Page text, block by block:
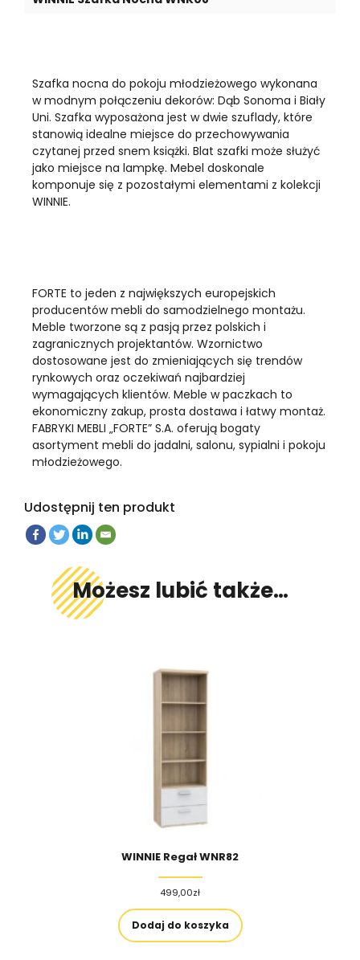
Szafka nocna do pokoju młodzieżowego wykonana
w modnym połączeniu dekorów: Dąb Sonoma i Biały
Uni. Szafka wyposażona jest w dwie szuflady, które
stanowią idealne miejsce do przechowywania
czytanej przed snem książki. Blat szafki może służyć
jako miejsce na lampkę. Mebel doskonale
komponuje się z pozostałymi elementami z kolekcji
WINNIE.
FORTE to jeden z największych europejskich
producentów mebli do samodzielnego montażu.
Meble tworzone są z pasją przez polskich i
zagranicznych projektantów. Wzornictwo
dostosowane jest do zmieniających się trendów
rynkowych oraz oczekiwań najbardziej
wymagających klientów. Meble w paczkach to
ekonomiczny zakup, prosta dostawa i łatwy montaż.
FABRYKI MEBLI „FORTE” S.A. oferują bogaty
asortyment mebli do jadalni, salonu, sypialni i pokoju
młodzieżowego.
Udostępnij ten produkt
Możesz lubić także…
WINNIE Regał WNR82
499,00zł
Dodaj do koszyka